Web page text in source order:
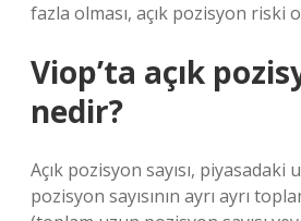
fazla olması, açık pozisyon riski
Viop’ta açık
nedir?
Açık pozisyon sayısı, piyasadaki
pozisyon sayısının ayrı ayrı